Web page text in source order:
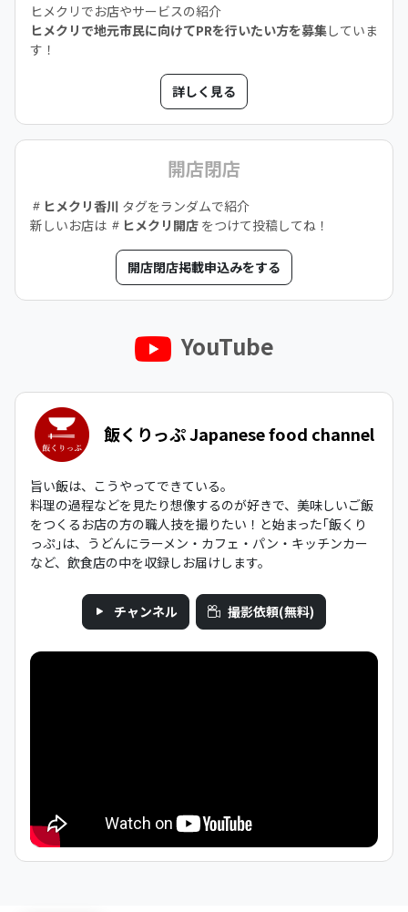
ヒメクリでお店やサービスの紹介
ヒメクリで地元市民に向けてPRを行いたい方を募集していま
す！
詳しく見る
開店閉店
ヒメクリ香川 タグをランダムで紹介
新しいお店は
ヒメクリ開店 をつけて投稿してね！
開店閉店掲載申込みをする
YouTube
飯くりっぷ Japanese food channel
旨い飯は、こうやってできている。
料理の過程などを見たり想像するのが好きで、美味しいご飯
をつくるお店の方の職人技を撮りたい！と始まった｢飯くり
っぷ｣は、うどんにラーメン・カフェ・パン・キッチンカー
など、飲食店の中を収録しお届けします。
チャンネル 撮影依頼(無料)